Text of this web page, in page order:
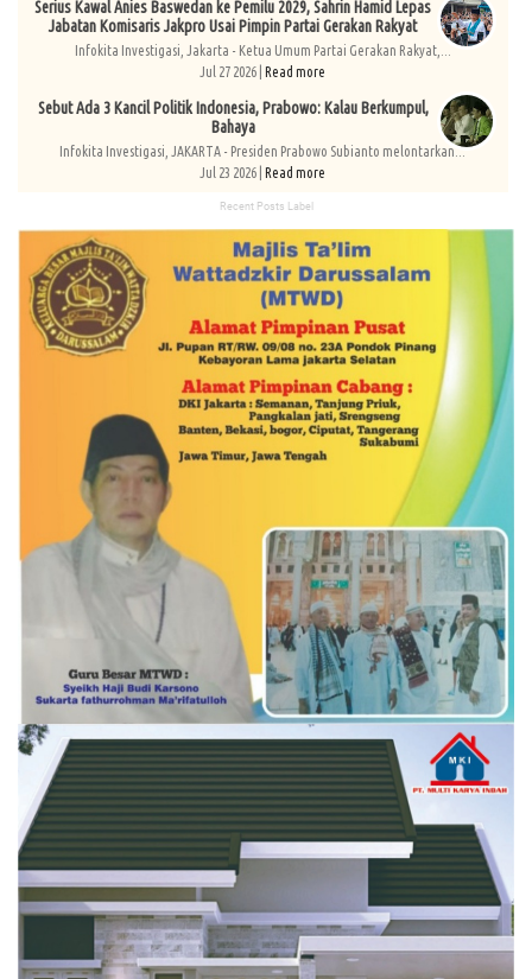
Serius Kawal Anies Baswedan ke Pemilu 2029, Sahrin Hamid Lepas
Jabatan Komisaris Jakpro Usai Pimpin Partai Gerakan Rakyat
Infokita Investigasi, Jakarta - Ketua Umum Partai Gerakan Rakyat,...
Jul 27 2026 | Read more
Sebut Ada 3 Kancil Politik Indonesia, Prabowo: Kalau Berkumpul,
Bahaya
Infokita Investigasi, JAKARTA - Presiden Prabowo Subianto melontarkan...
Jul 23 2026 | Read more
Recent Posts Label